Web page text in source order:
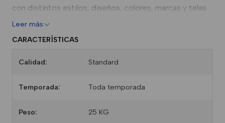
con distintos estilos, diseños, colores, marcas y telas
Leer más
CARACTERÍSTICAS
Calidad: Standard
Temporada: Toda temporada
Peso: 25 KG